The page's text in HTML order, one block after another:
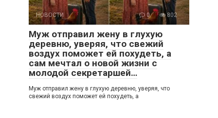
НОВОСТИ 0 802
Муж отправил жену в глухую
деревню, уверяя, что свежий
воздух поможет ей похудеть, а
сам мечтал о новой жизни с
молодой секретаршей…
Муж отправил жену в глухую деревню, уверяя, что
свежий воздух поможет ей похудеть, а